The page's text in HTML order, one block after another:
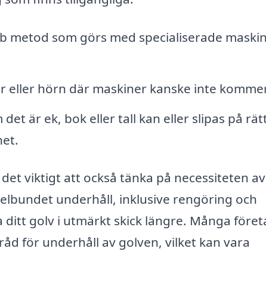
metod som görs med specialiserade
eller hörn där maskiner kanske inte
det är ek, bok eller tall kan eller slipas på
viktigt att också tänka på necessiteten
underhåll, inklusive rengöring och
golv i utmärkt skick längre. Många
för underhåll av golven, vilket kan vara